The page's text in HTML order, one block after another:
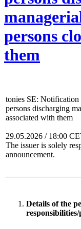
persons
them
tonies SE: Notification
persons discharging
associated with them
29.05.2026 / 18:00
The issuer is solely
announcement.
Details of the
responsibilities/